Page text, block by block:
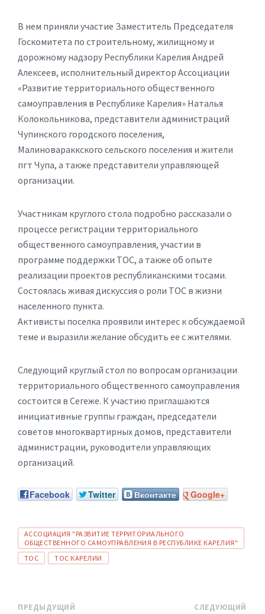
В нем приняли участие Заместитель Председателя
Госкомитета по строительному, жилищному и
дорожному надзору Республики Карелия Андрей
Алексеев, исполнительный директор Ассоциации
«Развитие территориального общественного
самоуправления в Республике Карелия» Наталья
Колокольникова, представители администраций
Чупинского городского поселения,
Малиновараккского сельского поселения и жители
пгт Чупа, а также представители управляющей
организации.
Участникам круглого стола подробно рассказали о
процессе регистрации территориального
общественного самоуправления, участии в
программе поддержки ТОС, а также об опыте
реализации проектов республиканскими тосами.
Состоялась живая дискуссия о роли ТОС в жизни
населенного пункта.
Активисты поселка проявили интерес к обсуждаемой
теме и выразили желание обсудить ее с жителями.
Следующий круглый стол по вопросам организации
территориального общественного самоуправления
состоится в Сегеже. К участию приглашаются
инициативные группы граждан, председатели
советов многоквартирных домов, представители
администрации, руководители управляющих
организаций.
Facebook Twitter Вконтакте Google+
ТЕГИ:
АССОЦИАЦИЯ "РАЗВИТИЕ ТЕРРИТОРИАЛЬНОГО
ОБЩЕСТВЕННОГО САМОУПРАВЛЕНИЯ В РЕСПУБЛИКЕ КАРЕЛИЯ"
ТОС
ТОС КАРЕЛИИ
ПРЕДЫДУЩИЙ СЛЕДУЮЩИЙ